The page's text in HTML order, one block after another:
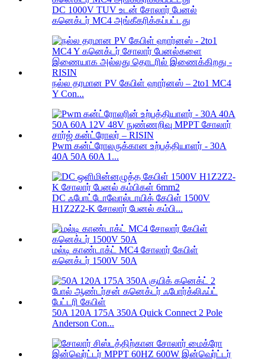
DC 1000V TUV உடன் சோலார் பேனல்
கனெக்டர் MC4 அங்கீகரிக்கப்பட்டது
நல்ல தரமான PV கேபிள் ஹார்னஸ் – 2to1 MC4
Y Con...
Pwm கன்ட்ரோலருக்கான உற்பத்தியாளர் - 30A
40A 50A 60A 1...
DC ஃபோட்டோவோல்டாயிக் கேபிள் 1500V
H1Z2Z2-K சோலார் பேனல் கம்பி...
மல்டி காண்டாக்ட் MC4 சோலார் கேபிள்
கனெக்டர் 1500V 50A
50A 120A 175A 350A Quick Connect 2 Pole
Anderson Con...